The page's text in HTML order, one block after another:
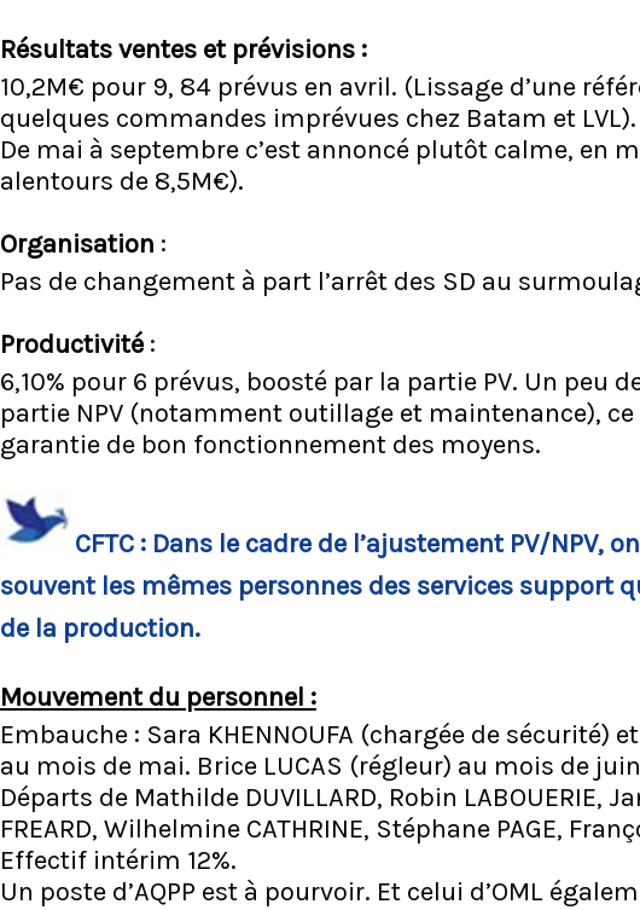
Résultats ventes et prévisions :
10,2M€ pour 9, 84 prévus en avril. (Lissage d’une
quelques commandes imprévues chez Batam et LVL).
De mai à septembre c’est annoncé plutôt calme, en
alentours de 8,5M€).
Organisation :
Pas de changement à part l’arrêt des SD au
Productivité :
6,10% pour 6 prévus, boosté par la partie PV. Un peu
partie NPV (notamment outillage et maintenance),
garantie de bon fonctionnement des moyens.
CFTC : Dans le cadre de l’ajustement PV/NPV,
souvent les mêmes personnes des services support
de la production.
Mouvement du personnel :
Embauche : Sara KHENNOUFA (chargée de sécurité) et
au mois de mai. Brice LUCAS (régleur) au mois de
Départs de Mathilde DUVILLARD, Robin LABOUERIE,
FREARD, Wilhelmine CATHRINE, Stéphane PAGE,
Effectif intérim 12%.
Un poste d’AQPP est à pourvoir. Et celui d’OML